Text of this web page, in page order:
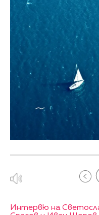
Интервю на